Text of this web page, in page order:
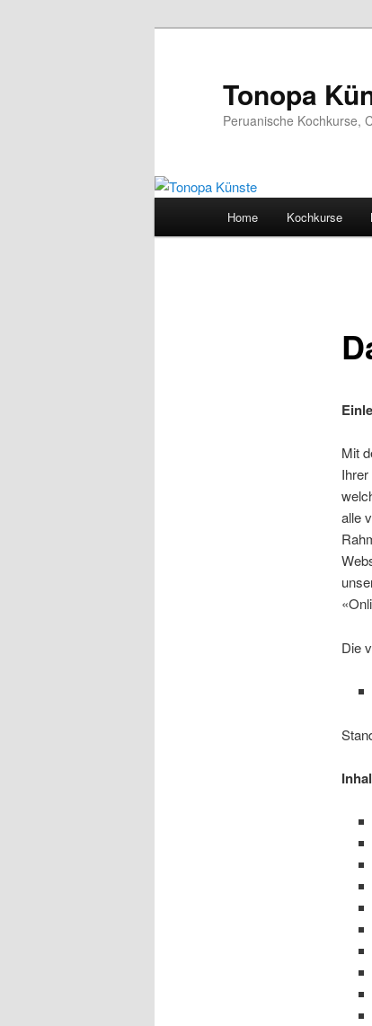
Tonopa
Peruanische Kochkurse,
Home Kochkurse
Mit
alle
Die